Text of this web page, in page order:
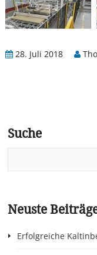
28. Juli 2018
Suche
Neuste
Erfolgreiche